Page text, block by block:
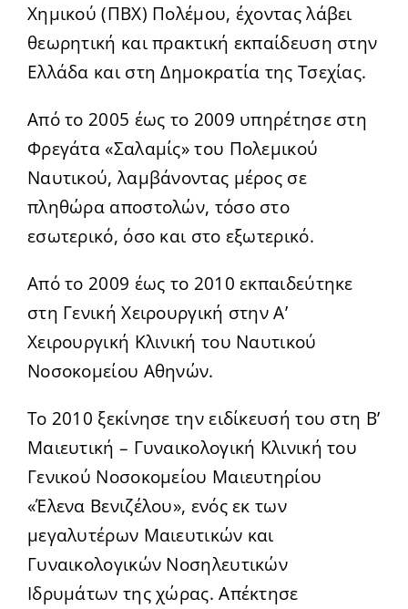
Χημικού (ΠΒΧ) Πολέμου, έχοντας λάβει
θεωρητική και πρακτική εκπαίδευση στην
Ελλάδα και στη Δημοκρατία της Τσεχίας.
Από το 2005 έως το 2009 υπηρέτησε στη
Φρεγάτα «Σαλαμίς» του Πολεμικού
Ναυτικού, λαμβάνοντας μέρος σε
πληθώρα αποστολών, τόσο στο
εσωτερικό, όσο και στο εξωτερικό.
Από το 2009 έως το 2010 εκπαιδεύτηκε
στη Γενική Χειρουργική στην Α’
Χειρουργική Κλινική του Ναυτικού
Νοσοκομείου Αθηνών.
Το 2010 ξεκίνησε την ειδίκευσή του στη Β’
Μαιευτική – Γυναικολογική Κλινική του
Γενικού Νοσοκομείου Μαιευτηρίου
«Έλενα Βενιζέλου», ενός εκ των
μεγαλυτέρων Μαιευτικών και
Γυναικολογικών Νοσηλευτικών
Ιδρυμάτων της χώρας. Απέκτησε